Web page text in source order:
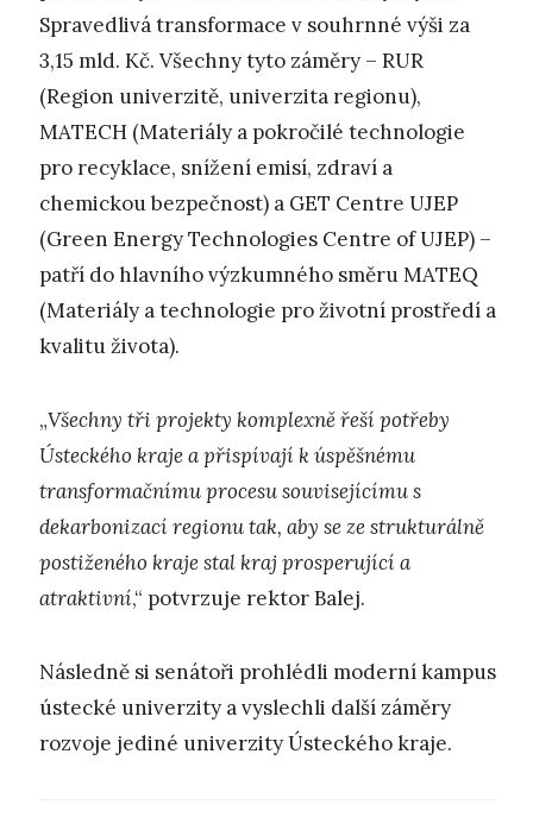
Spravedlivá transformace v souhrnné výši za
3,15 mld. Kč. Všechny tyto záměry – RUR
(Region univerzitě, univerzita regionu),
MATECH (Materiály a pokročilé technologie
pro recyklace, snížení emisí, zdraví a
chemickou bezpečnost) a GET Centre UJEP
(Green Energy Technologies Centre of UJEP) –
patří do hlavního výzkumného směru MATEQ
(Materiály a technologie pro životní prostředí a
kvalitu života).
„Všechny tři projekty komplexně řeší potřeby
Ústeckého kraje a přispívají k úspěšnému
transformačnímu procesu souvisejícímu s
dekarbonizací regionu tak, aby se ze strukturálně
postiženého kraje stal kraj prosperující a
atraktivní,“ potvrzuje rektor Balej.
Následně si senátoři prohlédli moderní kampus
ústecké univerzity a vyslechli další záměry
rozvoje jediné univerzity Ústeckého kraje.